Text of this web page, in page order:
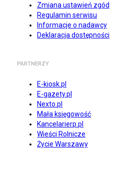
Zmiana ustawień zgód
Regulamin serwisu
Informacje o nadawcy
Deklaracja dostępności
PARTNERZY
E-kiosk.pl
E-gazety.pl
Nexto.pl
Mała księgowość
Kancelarierp.pl
Wieści Rolnicze
Życie Warszawy